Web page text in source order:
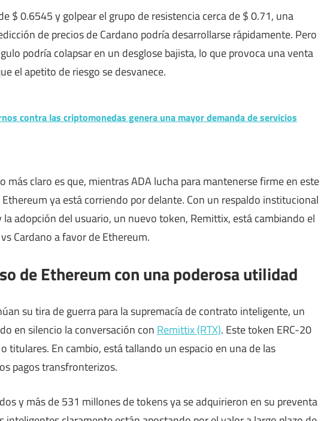
$ 0.6545 y golpear el grupo de resistencia cerca de $ 0.71, una
de precios de Cardano podría desarrollarse rápidamente. Pero
podría colapsar en un desglose bajista, lo que provoca una venta
el apetito de riesgo se desvanece.
contra las criptomonedas genera una mayor demanda de servicios
más claro es que, mientras ADA lucha para mantenerse firme en este
ya está corriendo por delante. Con un respaldo institucional
adopción del usuario, un nuevo token, Remittix, está cambiando el
Cardano a favor de Ethereum.
de Ethereum con una poderosa utilidad
su tira de guerra para la supremacía de contrato inteligente, un
en silencio la conversación con Remittix (RTX). Este token ERC-20
titulares. En cambio, está tallando un espacio en una de las
pagos transfronterizos.
y más de 531 millones de tokens ya se adquirieron en su preventa